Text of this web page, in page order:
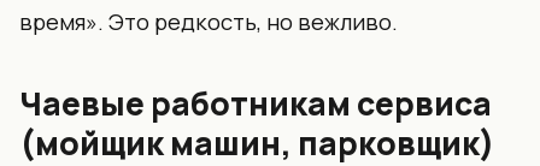
время». Это редкость, но вежливо.
Чаевые работникам сервиса
(мойщик машин, парковщик)